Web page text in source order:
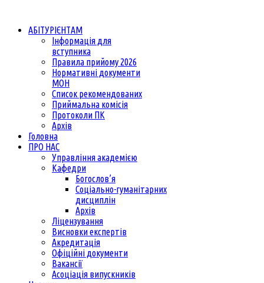
АБІТУРІЄНТАМ
Інформація для
вступника
Правила прийому 2026
Нормативні документи
МОН
Список рекомендованих
Приймальна комісія
Протоколи ПК
Архів
Головна
ПРО НАС
Управління академією
Кафедри
Богослов’я
Соціально-гуманітарних
дисциплін
Архів
Ліцензування
Висновки експертів
Акредитація
Офіційні документи
Вакансії
Асоціація випускників